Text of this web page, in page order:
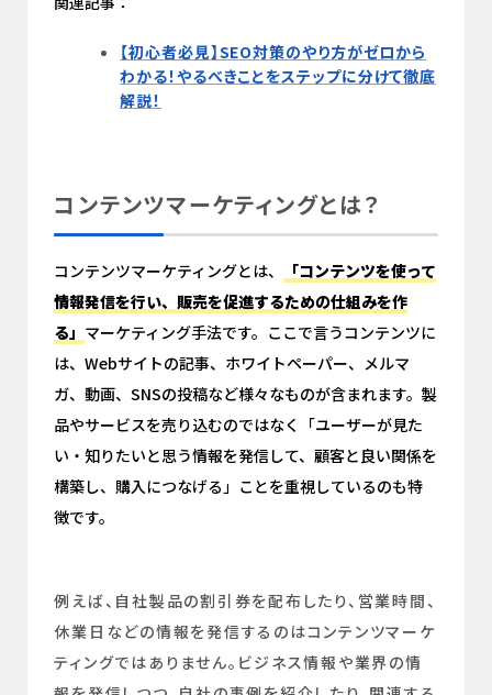
【初心者必見】SEO対策のやり方がゼロから
わかる！やるべきことをステップに分けて徹底
解説！
コンテンツマーケティングとは？
コンテンツマーケティングとは、
「コンテンツを使って
情報発信を行い、販売を促進するための仕組みを作
る」 マーケティング手法です。ここで言うコンテンツに
は、Webサイトの記事、ホワイトペーパー、メルマ
ガ、動画、SNSの投稿など様々なものが含まれます。製
品やサービスを売り込むのではなく「ユーザーが見た
い・知りたいと思う情報を発信して、顧客と良い関係を
構築し、購入につなげる」ことを重視しているのも特
徴です。
例えば、自社製品の割引券を配布したり、営業時間、
休業日などの情報を発信するのはコンテンツマーケ
ティングではありません。ビジネス情報や業界の情